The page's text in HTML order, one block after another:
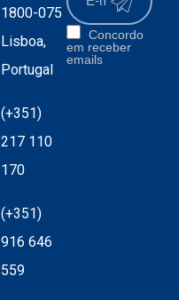
1800-075
Lisboa,
Portugal
(+351)
217 110
170
(+351)
916 646
559
Concordo
em receber
emails